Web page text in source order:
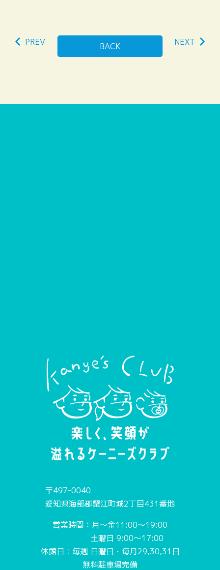
PREV BACK NEXT
〒497-0040
愛知県海部郡蟹江町城2丁目431番地
営業時間：月〜金11:00〜19:00
土曜日 9:00〜17:00
休館日：毎週 日曜日・毎月29,30,31日
無料駐車場完備